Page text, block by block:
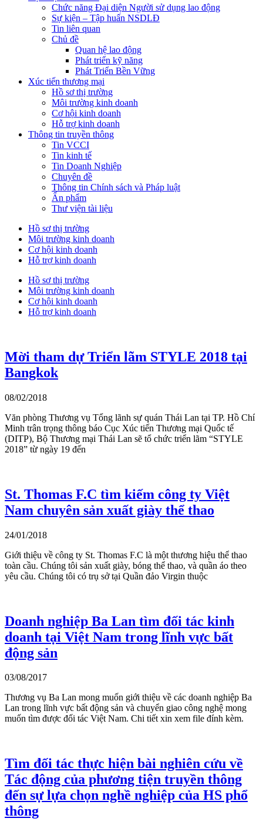
Chức năng Đại diện Người sử dụng lao động
Sự kiện – Tập huấn NSDLĐ
Tin liên quan
Chủ đề
Quan hệ lao động
Phát triển kỹ năng
Phát Triển Bền Vững
Xúc tiến thương mại
Hồ sơ thị trường
Môi trường kinh doanh
Cơ hội kinh doanh
Hỗ trợ kinh doanh
Thông tin truyền thông
Tin VCCI
Tin kinh tế
Tin Doanh Nghiệp
Chuyên đề
Thông tin Chính sách và Pháp luật
Ấn phẩm
Thư viện tài liệu
Hồ sơ thị trường
Môi trường kinh doanh
Cơ hội kinh doanh
Hỗ trợ kinh doanh
Hồ sơ thị trường
Môi trường kinh doanh
Cơ hội kinh doanh
Hỗ trợ kinh doanh
Mời tham dự Triển lãm STYLE 2018 tại
Bangkok
08/02/2018
Văn phòng Thương vụ Tổng lãnh sự quán Thái Lan tại TP. Hồ Chí
Minh trân trọng thông báo Cục Xúc tiến Thương mại Quốc tế
(DITP), Bộ Thương mại Thái Lan sẽ tổ chức triển lãm “STYLE
2018” từ ngày 19 đến
St. Thomas F.C tìm kiếm công ty Việt
Nam chuyên sản xuất giày thể thao
24/01/2018
Giới thiệu về công ty St. Thomas F.C là một thương hiệu thể thao
toàn cầu. Chúng tôi sản xuất giày, bóng thể thao, và quần áo theo
yêu cầu. Chúng tôi có trụ sở tại Quần đảo Virgin thuộc
Doanh nghiệp Ba Lan tìm đối tác kinh
doanh tại Việt Nam trong lĩnh vực bất
động sản
03/08/2017
Thương vụ Ba Lan mong muốn giới thiệu về các doanh nghiệp Ba
Lan trong lĩnh vực bất động sản và chuyển giao công nghệ mong
muốn tìm được đối tác Việt Nam. Chi tiết xin xem file đính kèm.
Tìm đối tác thực hiện bài nghiên cứu về
Tác động của phương tiện truyền thông
đến sự lựa chọn nghề nghiệp của HS phổ
thông